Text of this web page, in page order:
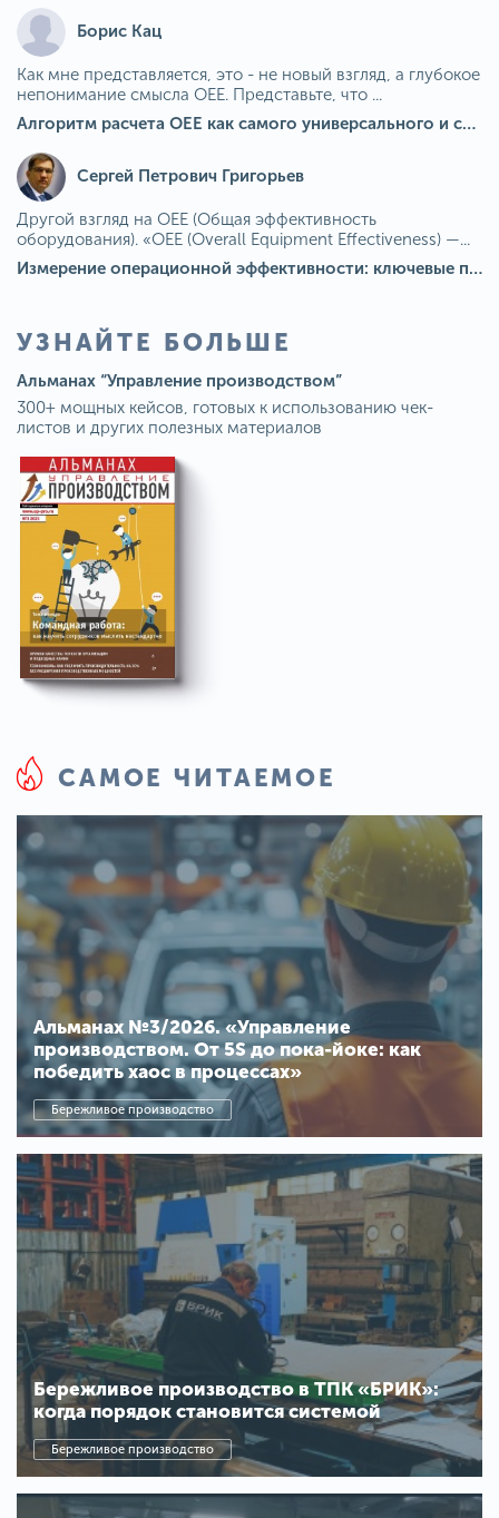
Борис Кац
Как мне представляется, это - не новый взгляд, а глубокое
непонимание смысла OEE. Представьте, что ...
Алгоритм расчета ОЕЕ как самого универсального и современного показателя эффективности оборудования в мире
Сергей Петрович Григорьев
Другой взгляд на OEE (Общая эффективность
оборудования). «OEE (Overall Equipment Effectiveness) —...
Измерение операционной эффективности: ключевые показатели для непрерывного совершенствования
УЗНАЙТЕ БОЛЬШЕ
Альманах “Управление производством”
300+ мощных кейсов, готовых к использованию чек-
листов и других полезных материалов
САМОЕ ЧИТАЕМОЕ
Альманах №3/2026. «Управление
производством. От 5S до пока-йоке: как
победить хаос в процессах»
Бережливое производство
Бережливое производство в ТПК «БРИК»:
когда порядок становится системой
Бережливое производство